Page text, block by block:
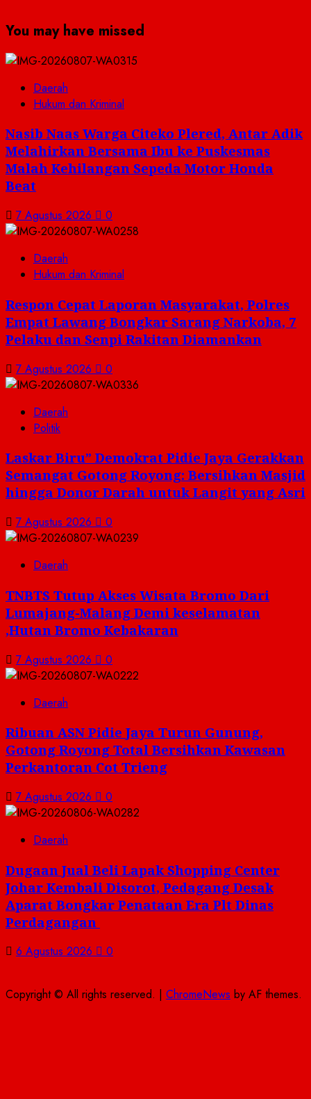
You may have missed
Daerah
Hukum dan Kriminal
Nasib Naas Warga Citeko Plered, Antar Adik
Melahirkan Bersama Ibu ke Puskesmas
Malah Kehilangan Sepeda Motor Honda
Beat
7 Agustus 2026 0
Daerah
Hukum dan Kriminal
Respon Cepat Laporan Masyarakat, Polres
Empat Lawang Bongkar Sarang Narkoba, 7
Pelaku dan Senpi Rakitan Diamankan
7 Agustus 2026 0
Daerah
Politik
Laskar Biru” Demokrat Pidie Jaya Gerakkan
Semangat Gotong Royong: Bersihkan Masjid
hingga Donor Darah untuk Langit yang Asri
7 Agustus 2026 0
Daerah
TNBTS Tutup Akses Wisata Bromo Dari
Lumajang-Malang Demi keselamatan
,Hutan Bromo Kebakaran
7 Agustus 2026 0
Daerah
Ribuan ASN Pidie Jaya Turun Gunung,
Gotong Royong Total Bersihkan Kawasan
Perkantoran Cot Trieng
7 Agustus 2026 0
Daerah
Dugaan Jual Beli Lapak Shopping Center
Johar Kembali Disorot, Pedagang Desak
Aparat Bongkar Penataan Era Plt Dinas
Perdagangan ‎
6 Agustus 2026 0
Copyright © All rights reserved. | ChromeNews by AF themes.